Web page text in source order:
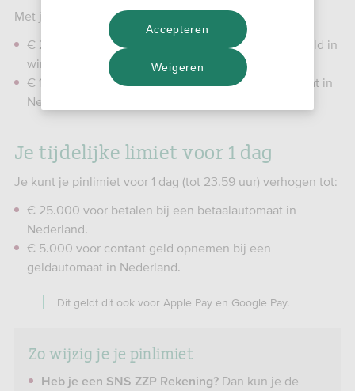
Met je pas kun je elke dag tot:
€ 2.500 betalen bij een betaalautomaat. Bijvoorbeeld in
winkels, restaurants en tankstations.
€ 1.000 contant geld opnemen bij een geldautomaat in
Nederland.
Je tijdelijke limiet voor 1 dag
Je kunt je pinlimiet voor 1 dag (tot 23.59 uur) verhogen tot:
€ 25.000 voor betalen bij een betaalautomaat in
Nederland.
€ 5.000 voor contant geld opnemen bij een
geldautomaat in Nederland.
Dit geldt dit ook voor Apple Pay en Google Pay.
Zo wijzig je je pinlimiet
Heb je een SNS ZZP Rekening? Dan kun je de
Weigeren
Accepteren